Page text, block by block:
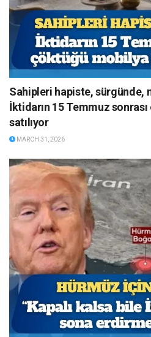
Sahipleri hapiste, sürgünde,
İktidarın 15 Temmuz
satılıyor
MARCH 31, 2026